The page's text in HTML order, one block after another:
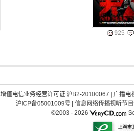
925
增值电信业务经营许可证 沪B2-20100067
广播电
沪ICP备05001009号| 信息网络传播视听节
©2003 - 2026